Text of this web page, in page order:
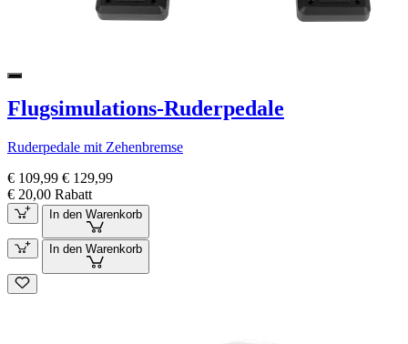
Flugsimulations-Ruderpedale
Ruderpedale mit Zehenbremse
€ 109,99 € 129,99
€ 20,00 Rabatt
In den Warenkorb
In den Warenkorb